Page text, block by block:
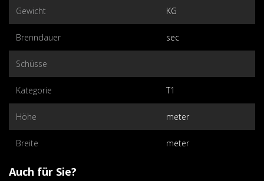
Gewicht KG
Brenndauer sec
Schüsse
Kategorie T1
Höhe meter
Breite meter
Auch für Sie?